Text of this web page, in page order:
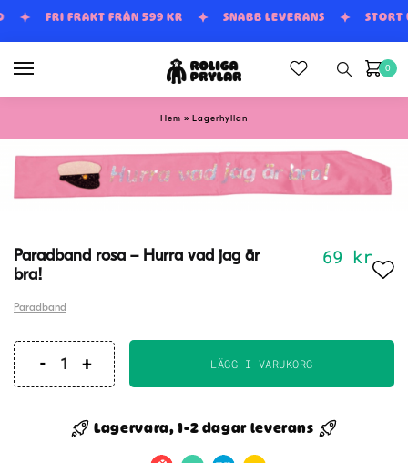
Skip
Skip
FRI FRAKT FRÅN 599 KR SNABB LEVERANS
0
Hem » Lagerhyllan
Paradband rosa – Hurra vad jag är
bra!
69 kr
Paradband
Paradband
Hurra
LÄGG I VARUKORG
Lagervara, 1-2 dagar leverans